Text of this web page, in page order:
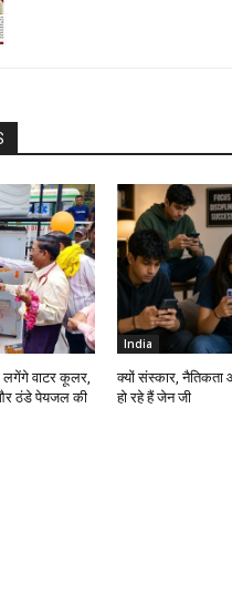
लगेंगे वाटर कूलर,
ठंडे पेयजल की
India
क्यों संस्कार, नैतिकता
हो रहे हैं जेन जी